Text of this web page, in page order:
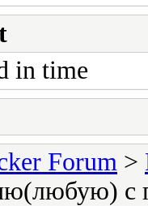
in time
Forum >
с